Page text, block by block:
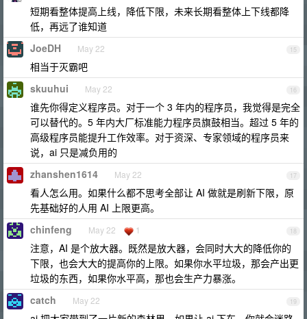
短期看整体提高上线，降低下限，未来长期看整体上下线都降
低，再远了谁知道
15
JoeDH May 22
相当于灭霸吧
16
skuuhui May 22
谁先你得定义程序员。对于一个 3 年内的程序员，我觉得是完全
可以替代的。5 年内大厂标准能力程序员旗鼓相当。超过 5 年的
高级程序员能提升工作效率。对于资深、专家领域的程序员来
说，ai 只是减负用的
17
zhanshen1614 May 22
看人怎么用。如果什么都不思考全部让 AI 做就是刷新下限，原
先基础好的人用 AI 上限更高。
18
chinfeng May 22 1
注意，AI 是个放大器。既然是放大器，会同时大大的降低你的
下限，也会大大的提高你的上限。如果你水平垃圾，那会产出更
垃圾的东西，如果你水平高，那也会生产力暴涨。
19
catch May 22